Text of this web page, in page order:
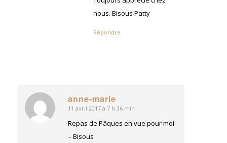
nous. Bisous Patty
Répondre
anne-marie
dit
11 avril 2017 à 7 h 36 min
Repas de Pâques en vue pour moi
– Bisous